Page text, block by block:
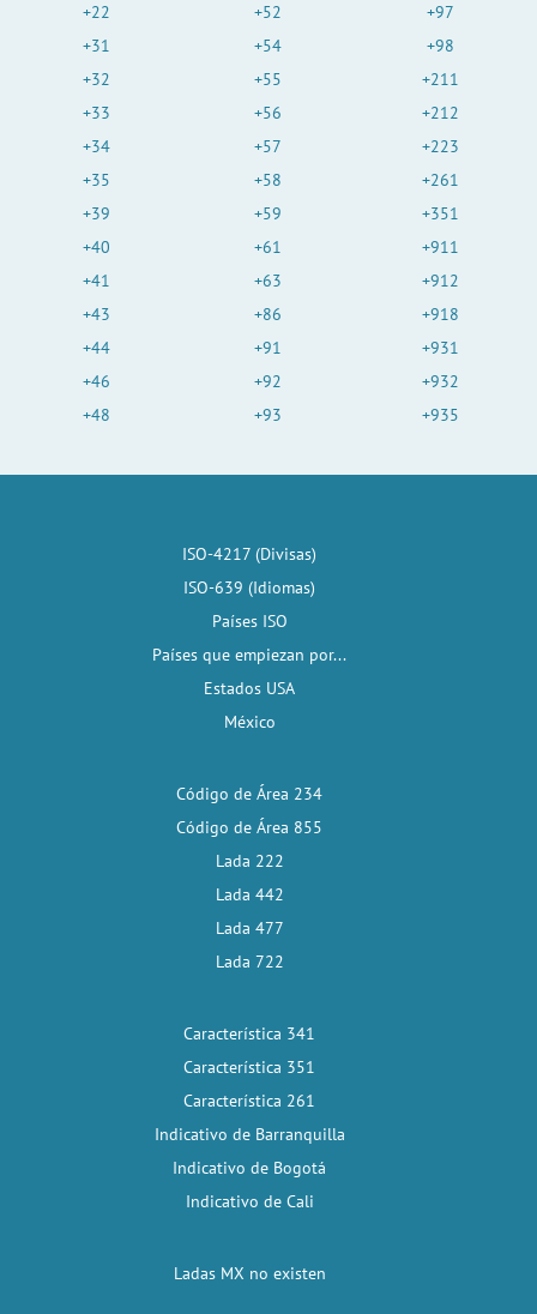
+22
+31
+32
+33
+34
+35
+39
+40
+41
+43
+44
+46
+48
+52
+54
+55
+56
+57
+58
+59
+61
+63
+86
+91
+92
+93
+97
+98
+211
+212
+223
+261
+351
+911
+912
+918
+931
+932
+935
ISO-4217 (Divisas)
ISO-639 (Idiomas)
Países ISO
Países que empiezan por...
Estados USA
México
Código de Área 234
Código de Área 855
Lada 222
Lada 442
Lada 477
Lada 722
Característica 341
Característica 351
Característica 261
Indicativo de Barranquilla
Indicativo de Bogotá
Indicativo de Cali
Ladas MX no existen